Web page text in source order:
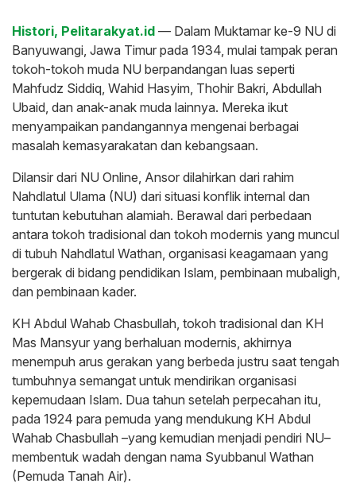
Histori, Pelitarakyat.id — Dalam Muktamar ke-9 NU di
Banyuwangi, Jawa Timur pada 1934, mulai tampak peran
tokoh-tokoh muda NU berpandangan luas seperti
Mahfudz Siddiq, Wahid Hasyim, Thohir Bakri, Abdullah
Ubaid, dan anak-anak muda lainnya. Mereka ikut
menyampaikan pandangannya mengenai berbagai
masalah kemasyarakatan dan kebangsaan.
Dilansir dari NU Online, Ansor dilahirkan dari rahim
Nahdlatul Ulama (NU) dari situasi konflik internal dan
tuntutan kebutuhan alamiah. Berawal dari perbedaan
antara tokoh tradisional dan tokoh modernis yang muncul
di tubuh Nahdlatul Wathan, organisasi keagamaan yang
bergerak di bidang pendidikan Islam, pembinaan mubaligh,
dan pembinaan kader.
KH Abdul Wahab Chasbullah, tokoh tradisional dan KH
Mas Mansyur yang berhaluan modernis, akhirnya
menempuh arus gerakan yang berbeda justru saat tengah
tumbuhnya semangat untuk mendirikan organisasi
kepemudaan Islam. Dua tahun setelah perpecahan itu,
pada 1924 para pemuda yang mendukung KH Abdul
Wahab Chasbullah –yang kemudian menjadi pendiri NU–
membentuk wadah dengan nama Syubbanul Wathan
(Pemuda Tanah Air).